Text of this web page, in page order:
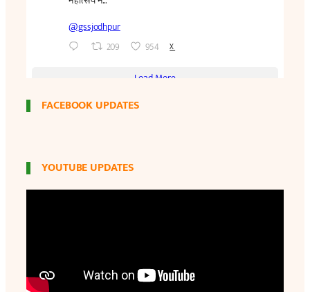
FACEBOOK UPDATES
YOUTUBE UPDATES